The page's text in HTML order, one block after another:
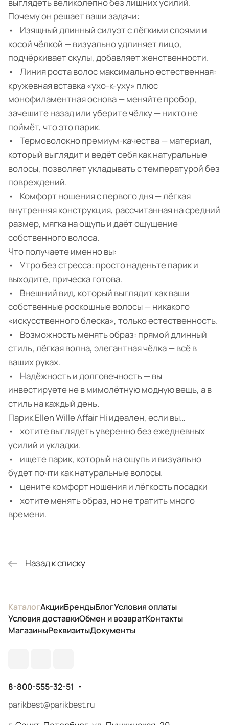
выглядеть великолепно без лишних усилий.
Почему он решает ваши задачи:
• Изящный длинный силуэт с лёгкими слоями и
косой чёлкой — визуально удлиняет лицо,
подчёркивает скулы, добавляет женственности.
• Линия роста волос максимально естественная:
кружевная вставка «ухо-к-уху» плюс
монофиламентная основа — меняйте пробор,
зачешите назад или уберите чёлку — никто не
поймёт, что это парик.
• Термоволокно премиум-качества — материал,
который выглядит и ведёт себя как натуральные
волосы, позволяет укладывать с температурой без
повреждений.
• Комфорт ношения с первого дня — лёгкая
внутренняя конструкция, рассчитанная на средний
размер, мягка на ощупь и даёт ощущение
собственного волоса.
Что получаете именно вы:
• Утро без стресса: просто наденьте парик и
выходите, прическа готова.
• Внешний вид, который выглядит как ваши
собственные роскошные волосы — никакого
«искусственного блеска», только естественность.
• Возможность менять образ: прямой длинный
стиль, лёгкая волна, элегантная чёлка — всё в
ваших руках.
• Надёжность и долговечность — вы
инвестируете не в мимолётную модную вещь, а в
стиль на каждый день.
Парик Ellen Wille Affair Hi идеален, если вы…
• хотите выглядеть уверенно без ежедневных
усилий и укладки.
• ищете парик, который на ощупь и визуально
будет почти как натуральные волосы.
• цените комфорт ношения и лёгкость посадки
• хотите менять образ, но не тратить много
времени.
Назад к списку
КаталогАкцииБрендыБлогУсловия оплаты
Условия доставкиОбмен и возвратКонтакты
МагазиныРеквизитыДокументы
8-800-555-32-51
parikbest@parikbest.ru